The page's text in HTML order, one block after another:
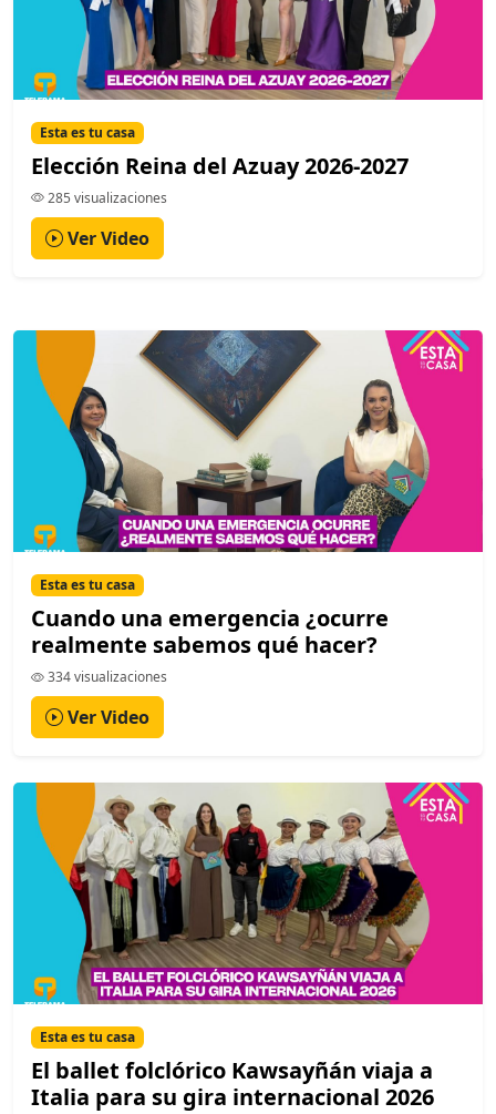
Esta es tu casa
Elección Reina del Azuay 2026-2027
285 visualizaciones
Ver Video
Esta es tu casa
Cuando una emergencia ¿ocurre
realmente sabemos qué hacer?
334 visualizaciones
Ver Video
Esta es tu casa
El ballet folclórico Kawsayñán viaja a
Italia para su gira internacional 2026